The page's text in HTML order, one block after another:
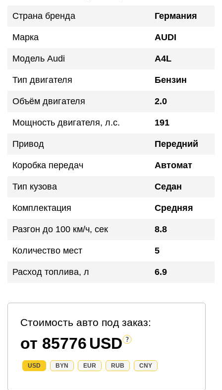
Страна бренда Германия
Марка AUDI
Модель Audi A4L
Тип двигателя Бензин
Объём двигателя 2.0
Мощность двигателя, л.с. 191
Привод Передний
Коробка передач Автомат
Тип кузова Седан
Комплектация Средняя
Разгон до 100 км/ч, сек 8.8
Количество мест 5
Расход топлива, л 6.9
Стоимость авто под заказ:
от 85776 USD
USD BYN EUR RUB CNY